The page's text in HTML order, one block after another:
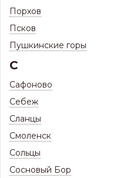
Порхов
Псков
Пушкинские горы
С
Сафоново
Себеж
Сланцы
Смоленск
Сольцы
Сосновый Бор